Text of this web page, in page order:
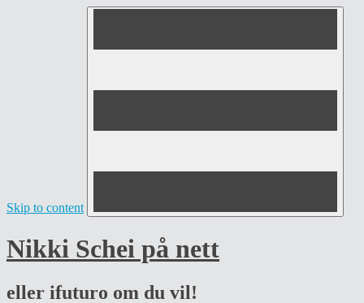
Skip to content
Nikki Schei på nett
eller ifuturo om du vil!